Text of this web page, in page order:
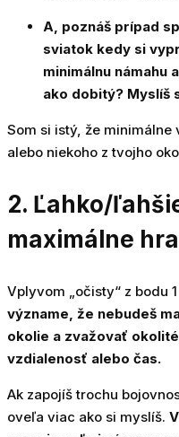
A, poznáš prípad
sviatok kedy si
minimálnu námahu
ako dobitý? Myslíš
Som si istý, že minimálne
alebo niekoho z tvojho
2. Ľahko/
maximálne
Vplyvom „očisty“ z bodu
význame, že nebudeš
okolie a zvažovať
vzdialenosť alebo čas.
Ak zapojíš trochu
oveľa viac ako si myslíš.